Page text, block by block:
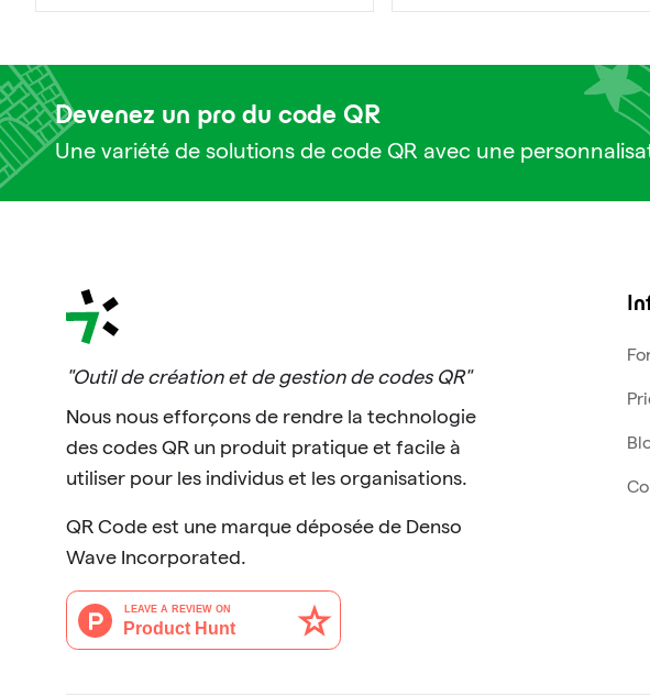
Devenez un pro du code QR
Une variété de solutions de code QR avec une
"Outil de création et de gestion de codes QR"
Nous nous efforçons de rendre la technologie
des codes QR un produit pratique et facile à
utiliser pour les individus et les organisations.
QR Code est une marque déposée de Denso
Wave Incorporated.